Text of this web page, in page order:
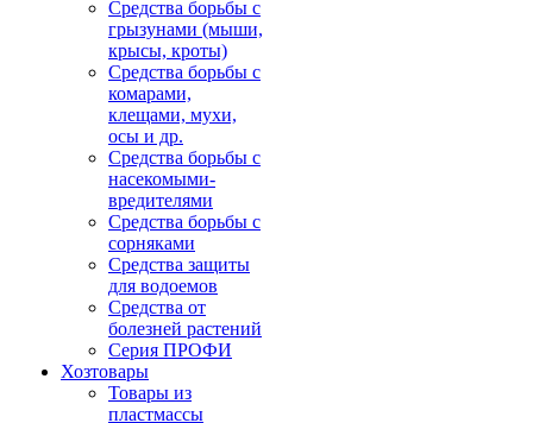
Средства борьбы с
грызунами (мыши,
крысы, кроты)
Средства борьбы с
комарами,
клещами, мухи,
осы и др.
Средства борьбы с
насекомыми-
вредителями
Средства борьбы с
сорняками
Средства защиты
для водоемов
Средства от
болезней растений
Серия ПРОФИ
Хозтовары
Товары из
пластмассы